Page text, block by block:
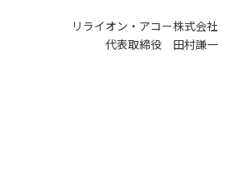
リライオン・アコー株式会社
代表取締役 田村謙一